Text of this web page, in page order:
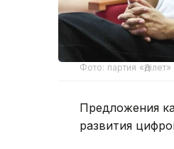
Фото: партия «Әділет»
Предложения
развития